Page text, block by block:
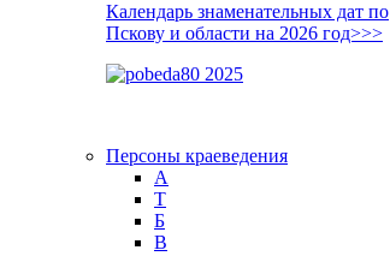
Календарь знаменательных дат по
Пскову и области на 2026 год>>>
Персоны краеведения
А
T
Б
В